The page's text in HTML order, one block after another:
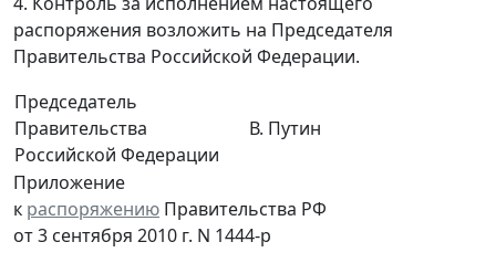
распоряжения возложить на Председателя
Правительства Российской Федерации.
Председатель
Правительства
Российской Федерации
В. Путин
Приложение
к распоряжению Правительства РФ
от 3 сентября 2010 г. N 1444-р